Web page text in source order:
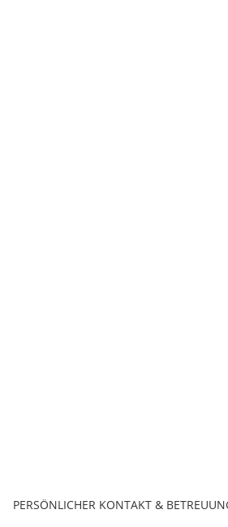
PERSÖNLICHER KONTAKT &